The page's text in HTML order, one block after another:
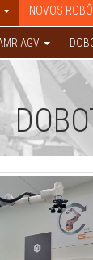
NOVOS
AGV